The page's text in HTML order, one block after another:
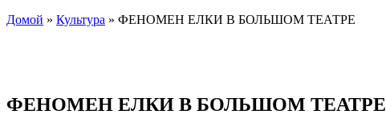
Домой » Культура » ФЕНОМЕН ЕЛКИ В БОЛЬШОМ ТЕАТРЕ
ФЕНОМЕН ЕЛКИ В БОЛЬШОМ ТЕАТРЕ